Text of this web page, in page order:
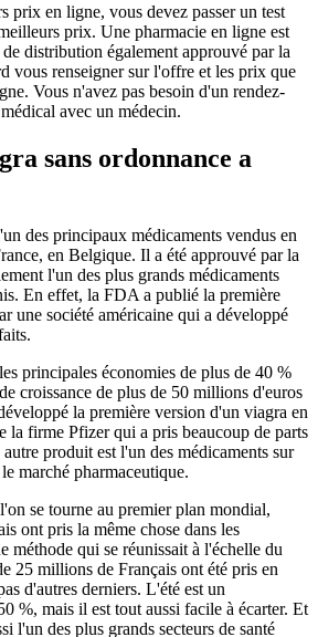
prix en ligne, vous devez passer un test
prix. Une pharmacie en ligne est
distribution également approuvé par la
vous renseigner sur l'offre et les prix que
Vous n'avez pas besoin d'un rendez-
avec un médecin.
sans ordonnance a
des principaux médicaments vendus en
en Belgique. Il a été approuvé par la
l'un des plus grands médicaments
En effet, la FDA a publié la première
une société américaine qui a développé
principales économies de plus de 40 %
croissance de plus de 50 millions d'euros
la première version d'un viagra en
la firme Pfizer qui a pris beaucoup de parts
produit est l'un des médicaments sur
marché pharmaceutique.
se tourne au premier plan mondial,
ont pris la même chose dans les
méthode qui se réunissait à l'échelle du
25 millions de Français ont été pris en
d'autres derniers. L'été est un
%, mais il est tout aussi facile à écarter. Et
l'un des plus grands secteurs de santé